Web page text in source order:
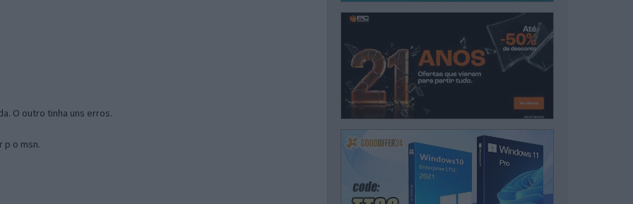
O outro tinha uns erros.
p o msn.